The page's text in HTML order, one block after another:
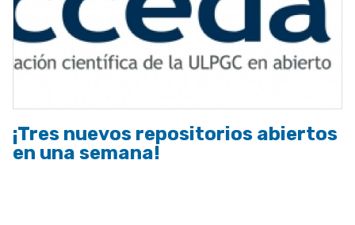
¡Tres nuevos repositorios abiertos
en una semana!